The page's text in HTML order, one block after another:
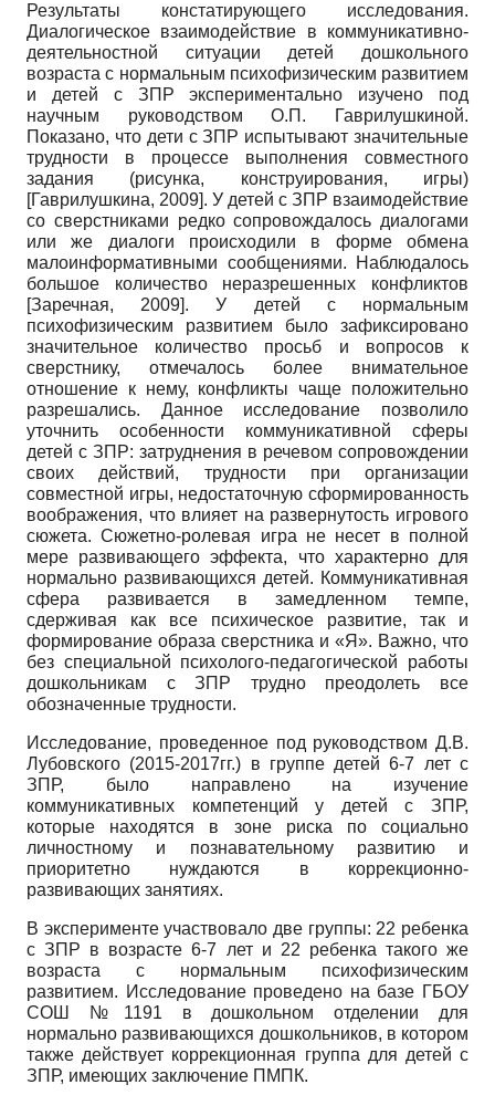
Результаты констатирующего исследования.
Диалогическое взаимодействие в коммуникативно-
деятельностной ситуации детей дошкольного
возраста с нормальным психофизическим развитием
и детей с ЗПР экспериментально изучено под
научным руководством О.П. Гаврилушкиной.
Показано, что дети с ЗПР испытывают значительные
трудности в процессе выполнения совместного
задания (рисунка, конструирования, игры)
[Гаврилушкина, 2009]. У детей с ЗПР взаимодействие
со сверстниками редко сопровождалось диалогами
или же диалоги происходили в форме обмена
малоинформативными сообщениями. Наблюдалось
большое количество неразрешенных конфликтов
[Заречная, 2009]. У детей с нормальным
психофизическим развитием было зафиксировано
значительное количество просьб и вопросов к
сверстнику, отмечалось более внимательное
отношение к нему, конфликты чаще положительно
разрешались. Данное исследование позволило
уточнить особенности коммуникативной сферы
детей с ЗПР: затруднения в речевом сопровождении
своих действий, трудности при организации
совместной игры, недостаточную сформированность
воображения, что влияет на развернутость игрового
сюжета. Сюжетно-ролевая игра не несет в полной
мере развивающего эффекта, что характерно для
нормально развивающихся детей. Коммуникативная
сфера развивается в замедленном темпе,
сдерживая как все психическое развитие, так и
формирование образа сверстника и «Я». Важно, что
без специальной психолого-педагогической работы
дошкольникам с ЗПР трудно преодолеть все
обозначенные трудности.
Исследование, проведенное под руководством Д.В.
Лубовского (2015-2017гг.) в группе детей 6-7 лет с
ЗПР, было направлено на изучение
коммуникативных компетенций у детей с ЗПР,
которые находятся в зоне риска по социально
личностному и познавательному развитию и
приоритетно нуждаются в коррекционно-
развивающих занятиях.
В эксперименте участвовало две группы: 22 ребенка
с ЗПР в возрасте 6-7 лет и 22 ребенка такого же
возраста с нормальным психофизическим
развитием. Исследование проведено на базе ГБОУ
СОШ №1191 в дошкольном отделении для
нормально развивающихся дошкольников, в котором
также действует коррекционная группа для детей с
ЗПР, имеющих заключение ПМПК.